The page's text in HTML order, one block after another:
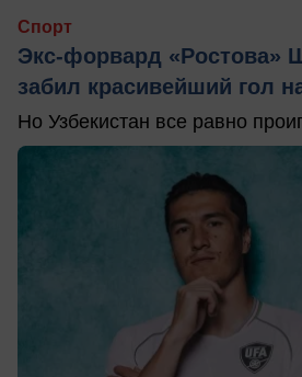
Спорт
Экс-форвард «Ростова»
забил красивейший гол
Но Узбекистан все равно